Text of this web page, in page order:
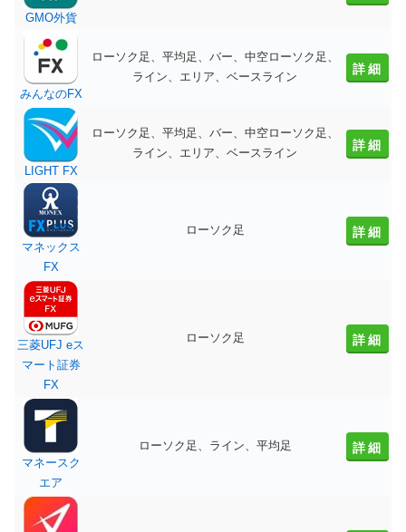
GMO外貨
みんなのFX
ローソク足、平均足、バー、中空ローソク足、
ライン、エリア、ベースライン
詳細
LIGHT FX
ローソク足、平均足、バー、中空ローソク足、
ライン、エリア、ベースライン
詳細
マネックス
FX
ローソク足 詳細
三菱UFJ eス
マート証券
FX
ローソク足 詳細
マネースク
エア
ローソク足、ライン、平均足 詳細